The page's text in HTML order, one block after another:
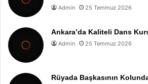
Admin 25 Temmuz 2026
Ankara’da Kaliteli Dans
Admin 25 Temmuz 2026
Rüyada Başkasının